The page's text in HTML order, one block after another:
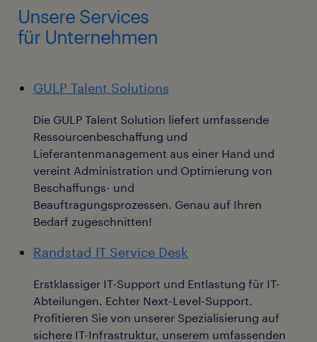
Unsere Services
für Unternehmen
GULP Talent Solutions
Die GULP Talent Solution liefert umfassende
Ressourcenbeschaffung und
Lieferantenmanagement aus einer Hand und
vereint Administration und Optimierung von
Beschaffungs- und
Beauftragungsprozessen. Genau auf Ihren
Bedarf zugeschnitten!
Randstad IT Service Desk
Erstklassiger IT-Support und Entlastung für IT-
Abteilungen. Echter Next-Level-Support.
Profitieren Sie von unserer Spezialisierung auf
sichere IT-Infrastruktur, unserem umfassenden